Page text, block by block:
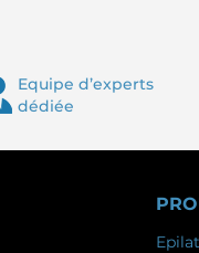
Equipe d’experts
dédiée